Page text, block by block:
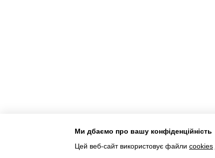
Інтернет-магазин створений з Хорошоп
Ми дбаємо про вашу конфіденційність
Цей веб-сайт використовує файли cookies